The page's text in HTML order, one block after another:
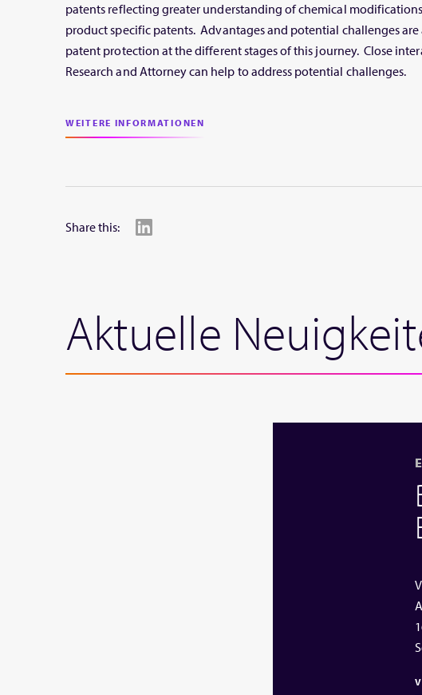
patents reflecting greater understanding of chemical
product specific patents. Advantages and potential challenges
patent protection at the different stages of this journey. Close
Research and Attorney can help to address potential challenges.
WEITERE INFORMATIONEN
Share this:
Aktuelle